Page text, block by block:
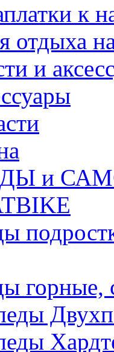
к
отдыха
и
и
горные,